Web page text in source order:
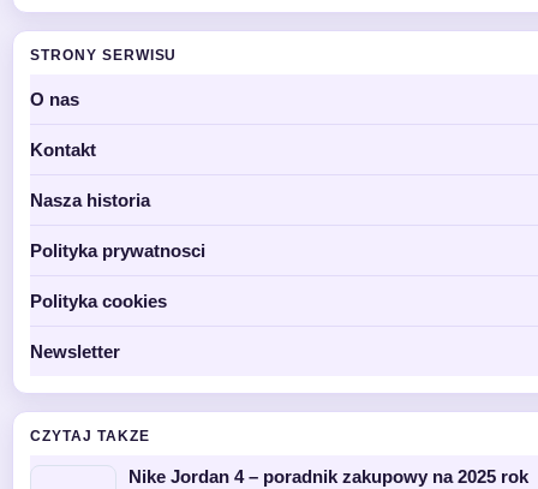
STRONY SERWISU
O nas
Kontakt
Nasza historia
Polityka prywatnosci
Polityka cookies
Newsletter
CZYTAJ TAKZE
Nike Jordan 4 – poradnik zakupowy na 2025 rok